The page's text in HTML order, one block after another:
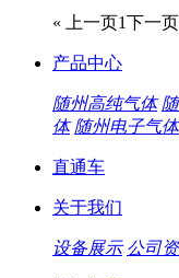
« 上一页1下一
产品中心
随州高纯气体
体 随州电子气体
直通车
关于我们
设备展示 公司